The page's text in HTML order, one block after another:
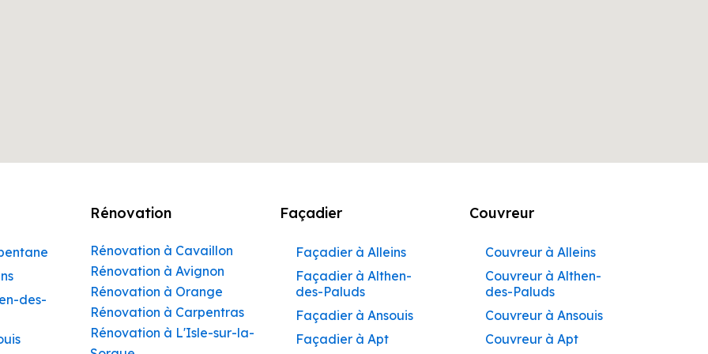
des-
Rénovation
Rénovation à Cavaillon
Rénovation à Avignon
Rénovation à Orange
Rénovation à Carpentras
Rénovation à L'Isle-sur-la-
Façadier
Façadier à Alleins
Façadier à Althen-
des-Paluds
Façadier à Ansouis
Façadier à Apt
Couvreur
Couvreur à Alleins
Couvreur à Althen-
des-Paluds
Couvreur à Ansouis
Couvreur à Apt